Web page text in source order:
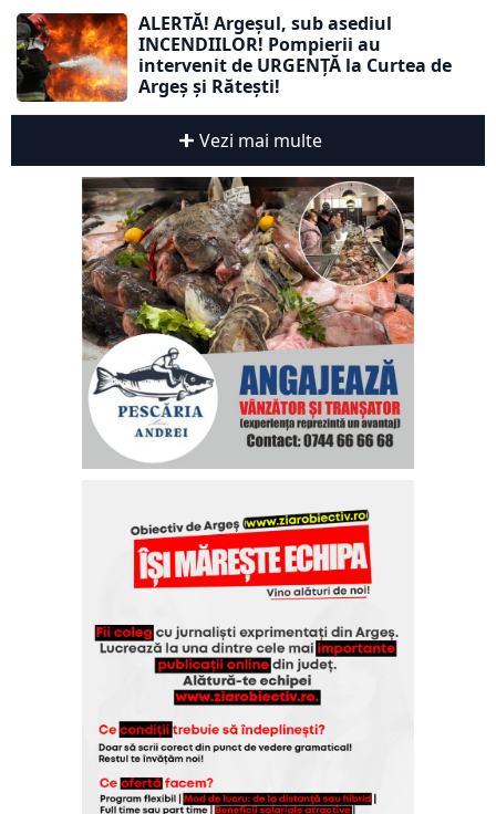
ALERTĂ! Argeșul, sub asediul
INCENDIILOR! Pompierii au
intervenit de URGENȚĂ la Curtea de
Argeș și Rătești!
Vezi mai multe